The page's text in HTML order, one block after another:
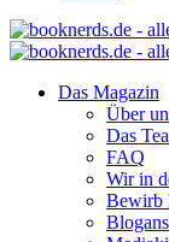
Das Magazin
Über
Das
FAQ
Wir in
Bewirb